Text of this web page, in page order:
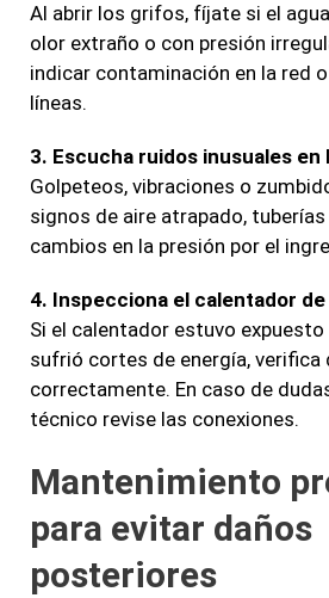
Al abrir los grifos, fíjate si el
olor extraño o con presión
indicar contaminación en la red
líneas.
3. Escucha ruidos inusuales
Golpeteos, vibraciones o
signos de aire atrapado,
cambios en la presión por el
4. Inspecciona el calentador de
Si el calentador estuvo
sufrió cortes de energía, verifica
correctamente. En caso de
técnico revise las conexiones.
Mantenimiento
para evitar daños
posteriores